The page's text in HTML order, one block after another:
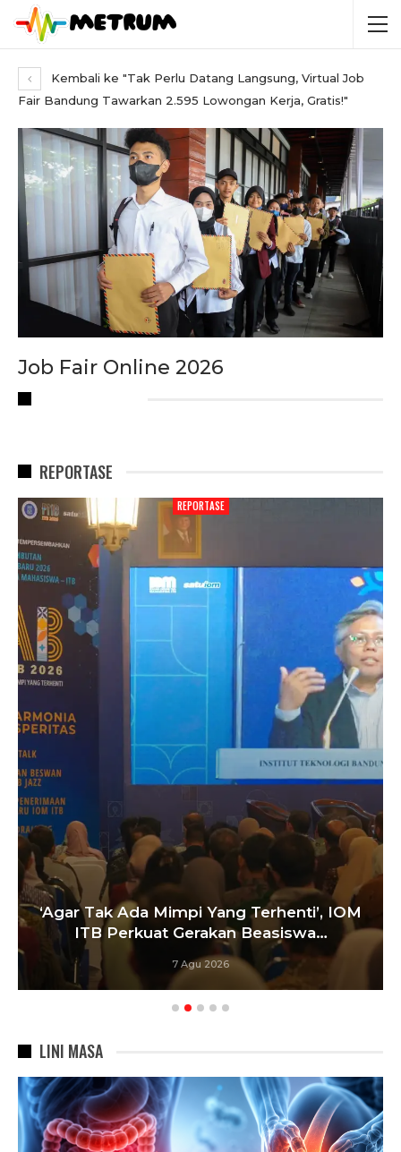
Kembali ke "Tak Perlu Datang Langsung, Virtual Job
Fair Bandung Tawarkan 2.595 Lowongan Kerja, Gratis!"
Job Fair Online 2026
REPORTASE
REPORTASE
‘Agar Tak Ada Mimpi Yang Terhenti’, IOM
ITB Perkuat Gerakan Beasiswa…
7 Agu 2026
LINI MASA